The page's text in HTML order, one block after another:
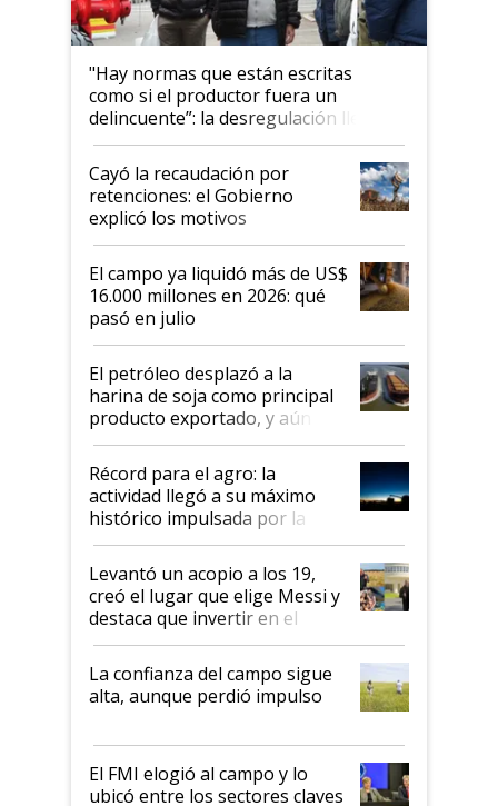
"Hay normas que están escritas
como si el productor fuera un
delincuente”: la desregulación llegó
al Congreso Aapresid y hasta se
habló del financiamiento al IPCVA
Cayó la recaudación por
retenciones: el Gobierno
explicó los motivos
El campo ya liquidó más de US$
16.000 millones en 2026: qué
pasó en julio
El petróleo desplazó a la
harina de soja como principal
producto exportado, y aún así
el agro aportó casi seis de cada
diez dólares y sostuvo el
liderazgo en un semestre
récord
Récord para el agro: la
actividad llegó a su máximo
histórico impulsada por la
cosecha y las exportaciones
Levantó un acopio a los 19,
creó el lugar que elige Messi y
destaca que invertir en el
kirchnerismo era como "darle
plata a un hijo para droga":
Juan Félix Rossetti, el libertario
que de una dura crisis salió
de Milei
La confianza del campo sigue
alta, aunque perdió impulso
El FMI elogió al campo y lo
ubicó entre los sectores claves